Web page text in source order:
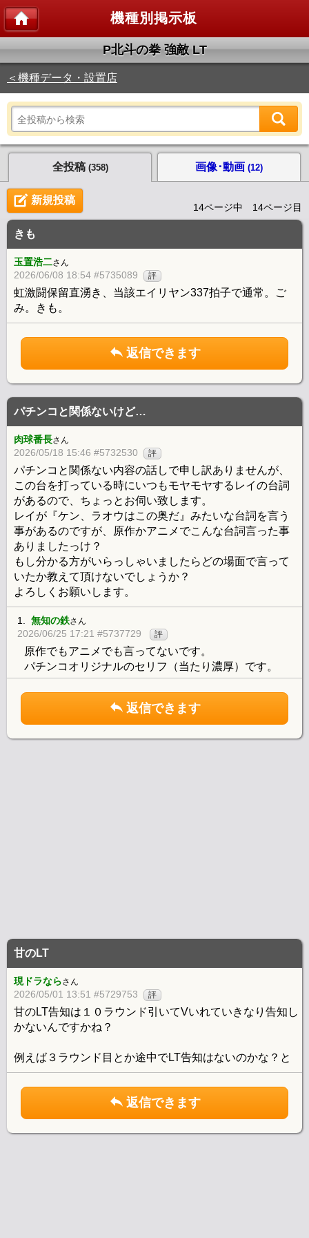
機種別掲示板
P北斗の拳 強敵 LT
＜機種データ・設置店
全投稿 (358) 画像･動画 (12)
新規投稿
14ページ中 14ページ目
きも
玉置浩二さん
2026/06/08 18:54 #5735089 評
虹激闘保留直湧き、当該エイリヤン337拍子で通常。ご
み。きも。
返信できます
パチンコと関係ないけど…
肉球番長さん
2026/05/18 15:46 #5732530 評
パチンコと関係ない内容の話しで申し訳ありませんが、
この台を打っている時にいつもモヤモヤするレイの台詞
があるので、ちょっとお伺い致します。
レイが『ケン、ラオウはこの奥だ』みたいな台詞を言う
事があるのですが、原作かアニメでこんな台詞言った事
ありましたっけ？
もし分かる方がいらっしゃいましたらどの場面で言って
いたか教えて頂けないでしょうか？
よろしくお願いします。
1. 無知の鉄さん
2026/06/25 17:21 #5737729 評
原作でもアニメでも言ってないです。
パチンコオリジナルのセリフ（当たり濃厚）です。
返信できます
甘のLT
現ドラならさん
2026/05/01 13:51 #5729753 評
甘のLT告知は１０ラウンド引いてVいれていきなり告知し
かないんですかね？
例えば３ラウンド目とか途中でLT告知はないのかな？と
返信できます